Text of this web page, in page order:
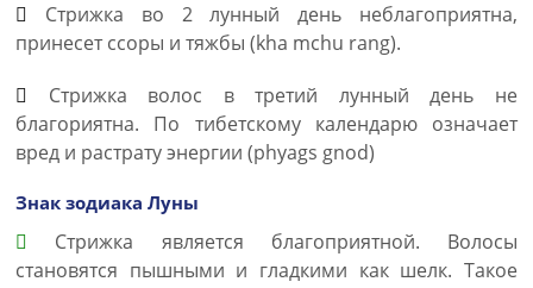
Стрижка во 2 лунный день неблагоприятна,
принесет ссоры и тяжбы (kha mchu rang).
Стрижка волос в третий лунный день не
благориятна. По тибетскому календарю означает
вред и растрату энергии (phyags gnod)
Знак зодиака Луны
Стрижка является благоприятной. Волосы
становятся пышными и гладкими как шелк. Такое